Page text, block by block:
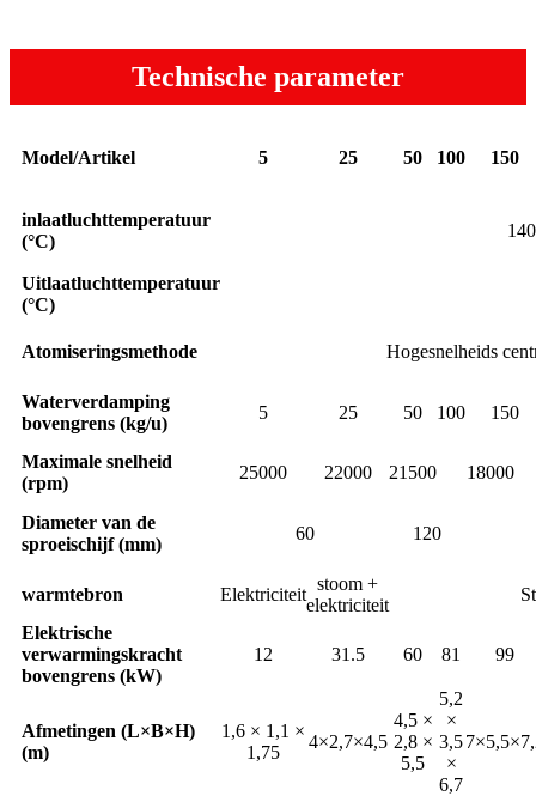
Technische parameter
Model/Artikel 5 25 50 100 150
inlaatluchttemperatuur
(°C)
Uitlaatluchttemperatuur
(°C)
Atomiseringsmethode Hogesnelheids
Waterverdamping
bovengrens (kg/u)
5 25 50 100 150
Maximale snelheid
(rpm)
25000 22000 21500 18000
Diameter van de
sproeischijf (mm)
60 120
warmtebron Elektriciteit
stoom +
elektriciteit
Elektrische
verwarmingskracht
bovengrens (kW)
12 31.5 60 81 99
Afmetingen (L×B×H)
(m)
1,6 × 1,1 ×
1,75
4×2,7×4,5
4,5 ×
2,8 ×
5,5
5,2
×
3,5
×
6,7